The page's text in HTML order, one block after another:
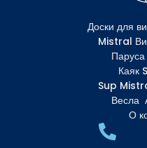
Доски для
Mistral
Каяк
Sup
Весла
О